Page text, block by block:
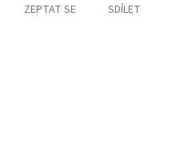
ZEPTAT SE SDÍLET